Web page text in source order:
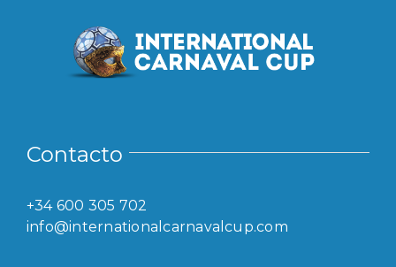
Contacto
+34 600 305 702
info@internationalcarnavalcup.com